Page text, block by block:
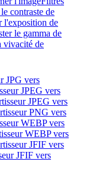
contraste de
l'exposition de
le gamma de
vivacité de
JPG vers
JPEG vers
JPEG vers
PNG vers
WEBP vers
WEBP vers
JFIF vers
JFIF vers